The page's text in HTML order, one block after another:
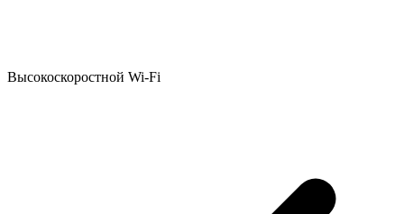
Высокоскоростной Wi-Fi